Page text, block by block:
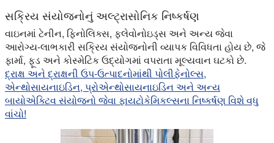
સક્રિય સંયોજનોનું અલ્ટ્રાસોનિક નિષ્કર્ષણ
વાઇનમાં ટેનીન, ફિનોલિક્સ, ફ્લેવોનોઇડ્સ અને અન્ય જેવા
આરોગ્ય-લાભકારી સક્રિય સંયોજનોની વ્યાપક વિવિધતા હોય છે, જે
ફાર્મા, ફૂડ અને કોસ્મેટિક ઉદ્યોગમાં વપરાતા મૂલ્યવાન ઘટકો છે.
દ્રાક્ષ અને દ્રાક્ષની ઉપ-ઉત્પાદનોમાંથી પોલીફેનોલ્સ,
એન્થોસાયનાઇડિન, પ્રોએન્થોસાયનાઇડિન અને અન્ય
બાયોએક્ટિવ સંયોજનો જેવા ફાયટોકેમિકલ્સના નિષ્કર્ષણ વિશે વધુ
વાંચો!